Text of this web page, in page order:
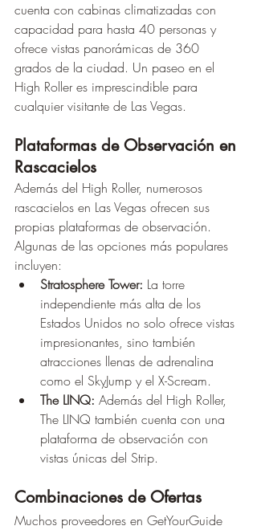
cuenta con cabinas climatizadas con
capacidad para hasta 40 personas y
ofrece vistas panorámicas de 360
grados de la ciudad. Un paseo en el
High Roller es imprescindible para
cualquier visitante de Las Vegas.
Plataformas de Observación en
Rascacielos
Además del High Roller, numerosos
rascacielos en Las Vegas ofrecen sus
propias plataformas de observación.
Algunas de las opciones más populares
incluyen:
Stratosphere Tower: La torre
independiente más alta de los
Estados Unidos no solo ofrece vistas
impresionantes, sino también
atracciones llenas de adrenalina
como el SkyJump y el X-Scream.
The LINQ: Además del High Roller,
The LINQ también cuenta con una
plataforma de observación con
vistas únicas del Strip.
Combinaciones de Ofertas
Muchos proveedores en GetYourGuide